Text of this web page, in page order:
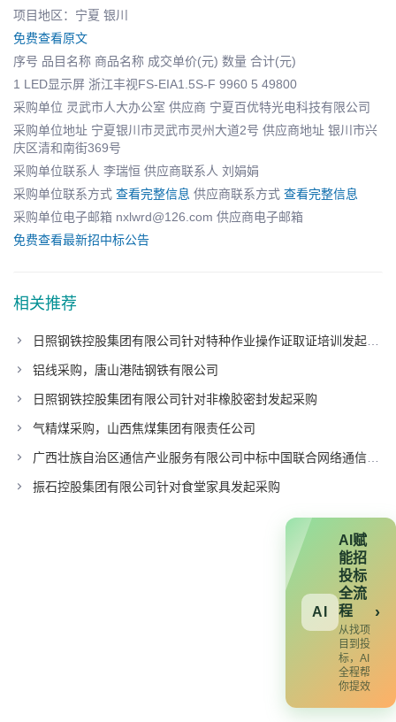
项目地区：宁夏 银川
免费查看原文
序号 品目名称 商品名称 成交单价(元) 数量 合计(元)
1 LED显示屏 浙江丰视FS-EIA1.5S-F 9960 5 49800
采购单位 灵武市人大办公室 供应商 宁夏百优特光电科技有限公司
采购单位地址 宁夏银川市灵武市灵州大道2号 供应商地址 银川市兴
庆区清和南街369号
采购单位联系人 李瑞恒 供应商联系人 刘娟娟
采购单位联系方式 查看完整信息 供应商联系方式 查看完整信息
采购单位电子邮箱 nxlwrd@126.com 供应商电子邮箱
免费查看最新招中标公告
相关推荐
日照钢铁控股集团有限公司针对特种作业操作证取证培训发起采购
铝线采购，唐山港陆钢铁有限公司
日照钢铁控股集团有限公司针对非橡胶密封发起采购
气精煤采购，山西焦煤集团有限责任公司
广西壮族自治区通信产业服务有限公司中标中国联合网络通信有限公司广东省分公司项目
振石控股集团有限公司针对食堂家具发起采购
AI
AI赋
能招
投标
全流
程
从找项
目到投
标，AI
全程帮
你提效
›